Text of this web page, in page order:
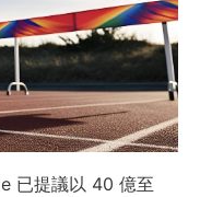
已提議以 40 億至